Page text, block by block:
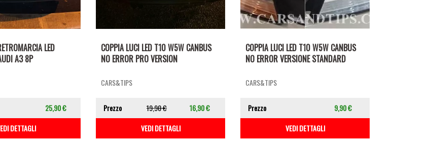
LED
A3 8P
25,90 €
DETTAGLI
COPPIA LUCI LED T10 W5W CANBUS
NO ERROR PRO VERSION
CARS&TIPS
Prezzo 19,90 €
16,90 €
VEDI DETTAGLI
COPPIA LUCI LED T10 W5W CANBUS
NO ERROR VERSIONE STANDARD
CARS&TIPS
Prezzo
9,90 €
VEDI DETTAGLI